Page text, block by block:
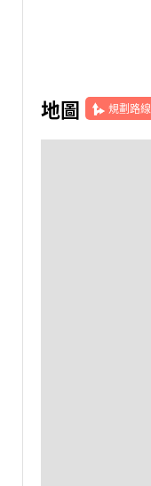
地圖 規劃路線